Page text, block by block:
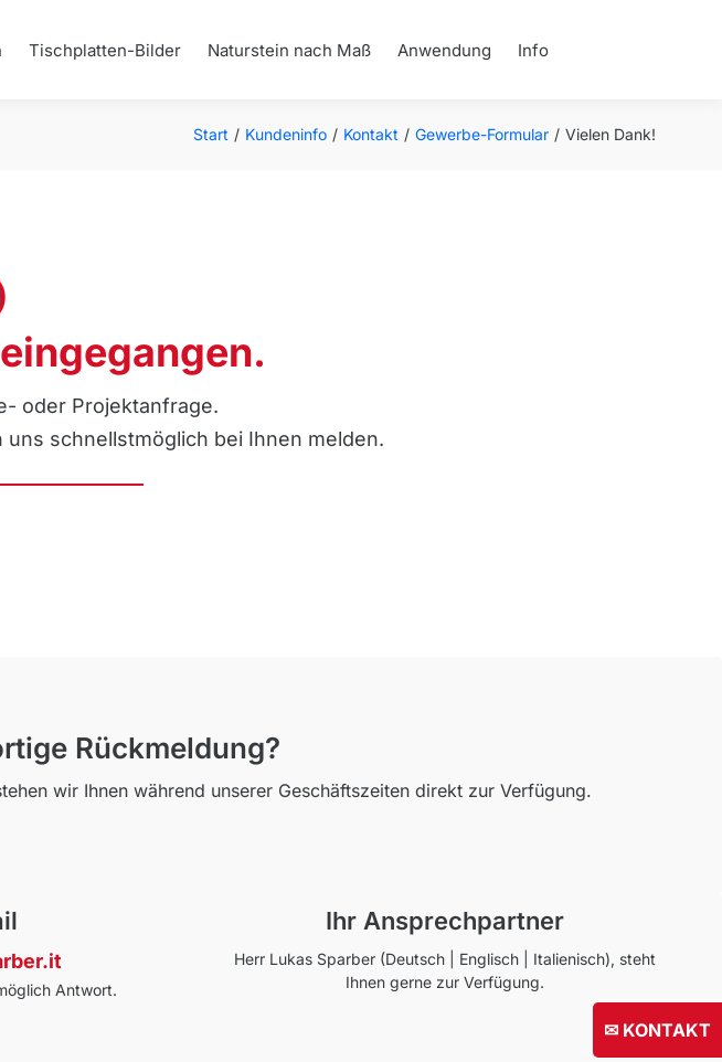
Tischplatten-Bilder Naturstein nach Maß Anwendung Info
Sie befinden sich hier:
Start Kundeninfo Kontakt Gewerbe-Formular Vielen Dank!
oder Projektanfrage.
schnellstmöglich bei Ihnen melden.
Rückmeldung?
wir Ihnen während unserer Geschäftszeiten direkt zur Verfügung.
Antwort.
Ihr Ansprechpartner
Herr Lukas Sparber (Deutsch | Englisch | Italienisch), steht
Ihnen gerne zur Verfügung.
✉ KONTAKT